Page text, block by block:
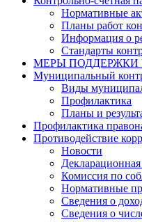
Нормативные
Планы работ
Информация о
Стандарты
МЕРЫ
Муниципальный
Виды
Профилактика
Планы и
Профилактика
Противодействие
Новости
Комиссия по
Нормативные
Сведения о
Сведения о